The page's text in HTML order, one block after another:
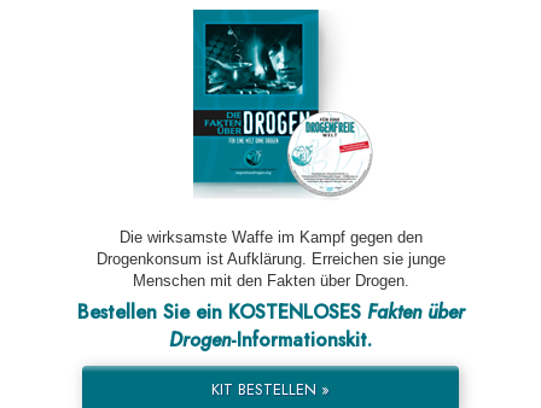
Die wirksamste Waffe im Kampf gegen den
Drogenkonsum ist Aufklärung. Erreichen sie junge
Menschen mit den Fakten über Drogen.
Bestellen Sie ein KOSTENLOSES Fakten über
Drogen-Informationskit.
KIT BESTELLEN »